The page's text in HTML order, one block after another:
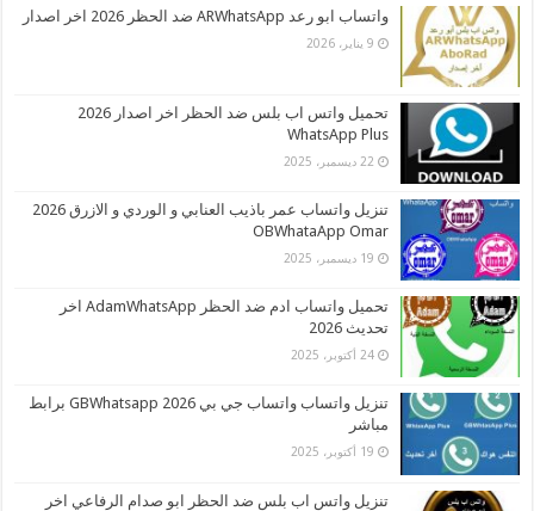
واتساب ابو رعد ARWhatsApp ضد الحظر 2026 اخر اصدار
9 يناير، 2026
تحميل واتس اب بلس ضد الحظر اخر اصدار 2026
WhatsApp Plus
22 ديسمبر، 2025
تنزيل واتساب عمر باذيب العنابي و الوردي و الازرق 2026
OBWhataApp Omar
19 ديسمبر، 2025
تحميل واتساب ادم ضد الحظر AdamWhatsApp اخر
تحديث 2026
24 أكتوبر، 2025
تنزيل واتساب واتساب جي بي 2026 GBWhatsapp برابط
مباشر
19 أكتوبر، 2025
تنزيل واتس اب بلس ضد الحظر ابو صدام الرفاعي اخر